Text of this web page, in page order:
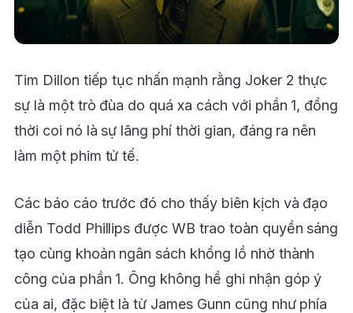
Tim Dillon tiếp tục nhấn mạnh rằng Joker 2 thực
sự là một trò đùa do quá xa cách với phần 1, đồng
thời coi nó là sự lãng phí thời gian, đáng ra nên
làm một phim tử tế.
Các báo cáo trước đó cho thấy biên kịch và đạo
diễn Todd Phillips được WB trao toàn quyền sáng
tạo cùng khoản ngân sách khổng lồ nhờ thành
công của phần 1. Ông không hề ghi nhận góp ý
của ai, đặc biệt là từ James Gunn cũng như phía